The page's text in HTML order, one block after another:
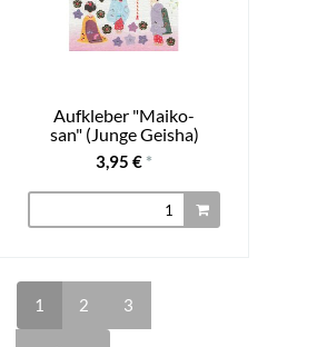
Aufkleber "Maiko-
san" (Junge Geisha)
3,95 € *
1 2 3